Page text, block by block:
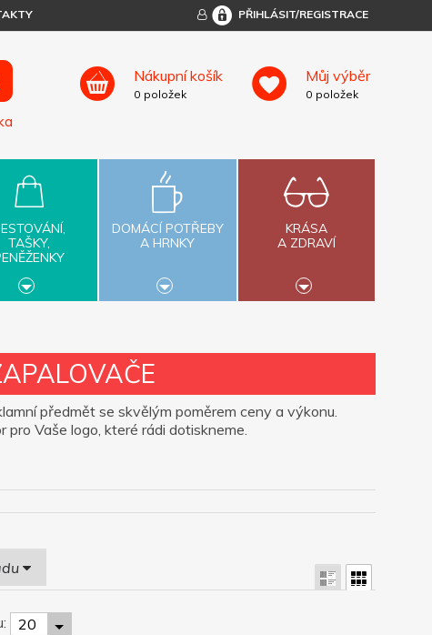
PŘIHLÁSIT/REGISTRACE
Nákupní košík
0 položek
Můj výběr
0 položek
TAŠKY,
DOMÁCÍ POTŘEBY
A HRNKY
KRÁSA
A ZDRAVÍ
předmět se skvělým poměrem ceny a výkonu.
Vaše logo, které rádi dotiskneme.
20